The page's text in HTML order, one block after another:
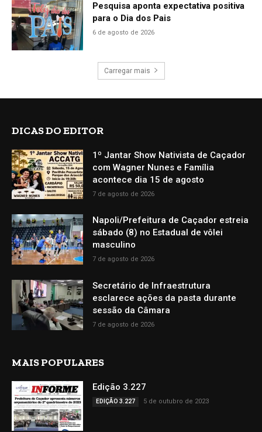
Pesquisa aponta expectativa positiva
para o Dia dos Pais
6 de agosto de 2026
Carregar mais
DICAS DO EDITOR
1º Jantar Show Nativista de Caçador
com Wagner Nunes e Família
acontece dia 15 de agosto
7 de agosto de 2026
Napoli/Prefeitura de Caçador estreia
sábado (8) no Estadual de vôlei
masculino
7 de agosto de 2026
Secretário de Infraestrutura
esclarece ações da pasta durante
sessão da Câmara
7 de agosto de 2026
MAIS POPULARES
Edição 3.227
EDIÇÃO 3.227 5 de outubro de 2023